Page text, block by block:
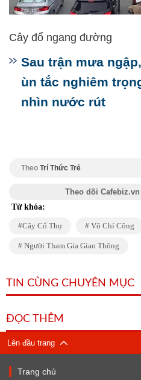
Cây đổ ngang đường
Sau trận mưa
ùn tắc nghiêm
nhìn nước rút
Theo Trí Thức Trẻ
Theo dõi Cafebiz.vn
Từ khóa:
Cây Cổ Thụ Võ Chí Công
Người Tham Gia Giao Thông
TIN CÙNG CHUYÊN MỤC
ĐỌC THÊM
Lên đầu trang
Trang chủ